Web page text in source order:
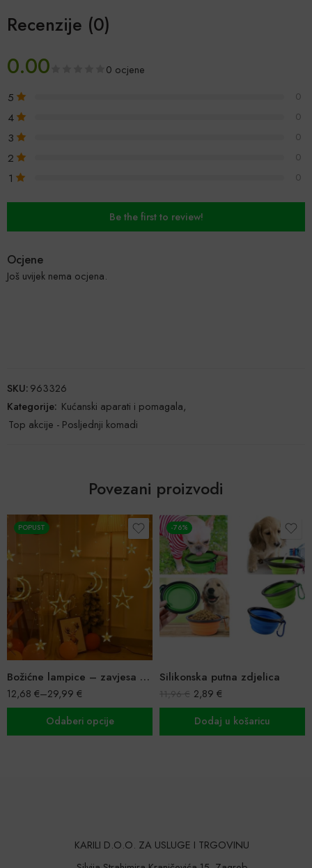
Recenzije (0)
0.00 0 ocjene
5 0
4 0
3 0
2 0
1 0
Be the first to review!
Ocjene
Još uvijek nema ocjena.
SKU:963326
Kategorije: Kućanski aparati i pomagala,
Top akcije - Posljednji komadi
Povezani proizvodi
POPUST
Božićne lampice – zavjesa sa zvijezdama i mjesecom
12,68 €–29,99 €
Odaberi opcije
-76%
Silikonska putna zdjelica
11,96€ 2,89 €
Dodaj u košaricu
KARILI D.O.O. ZA USLUGE I TRGOVINU